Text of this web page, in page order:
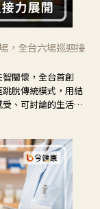
，全台六場巡迴接
關懷，全台首創
跳脫傳統模式，用結
、可討論的生活情